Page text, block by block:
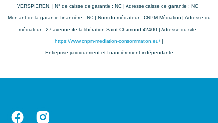
VERSPIEREN. | N° de caisse de garantie : NC | Adresse caisse de garantie : NC |
Montant de la garantie financière : NC | Nom du médiateur : CNPM Médiation | Adresse du
médiateur : 27 avenue de la libération Saint-Chamond 42400 | Adresse du site :
https://www.cnpm-mediation-consommation.eu/ |
Entreprise juridiquement et financièrement indépendante